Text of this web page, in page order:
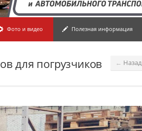
Фото и видео Полезная информация
для погрузчиков ← Назад